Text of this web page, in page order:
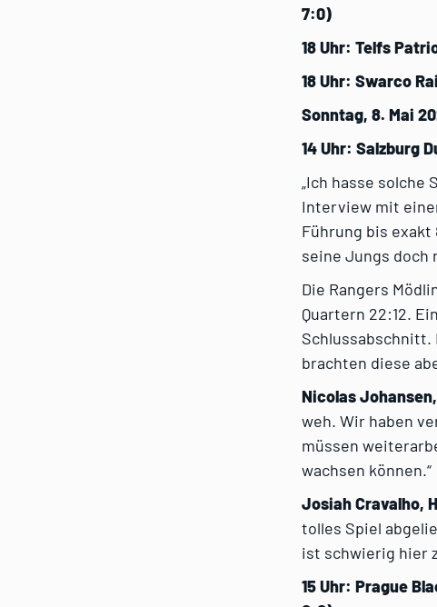
7:0)
18 Uhr: Telfs
18 Uhr: Swarco
Sonntag, 8. Mai
14 Uhr: Salzburg
„Ich hasse solche
Interview mit
Führung bis
seine Jungs doch
Die Rangers
Quartern 22:12.
Schlussabschnitt.
brachten diese
Nicolas
weh. Wir haben
müssen
wachsen können.“
Josiah Cravalho,
tolles Spiel
ist schwierig hier
15 Uhr: Prague